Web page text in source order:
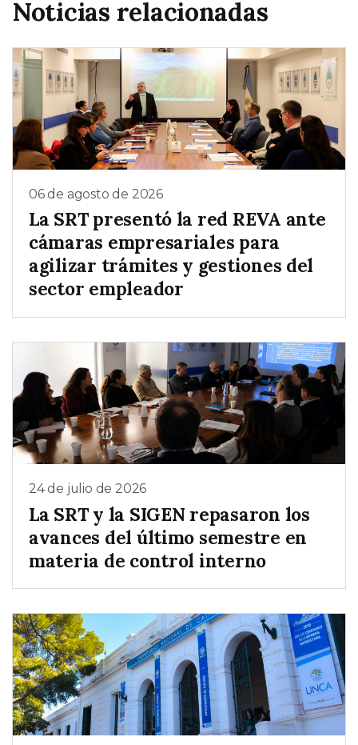
Noticias relacionadas
06 de agosto de 2026
La SRT presentó la red REVA ante
cámaras empresariales para
agilizar trámites y gestiones del
sector empleador
24 de julio de 2026
La SRT y la SIGEN repasaron los
avances del último semestre en
materia de control interno